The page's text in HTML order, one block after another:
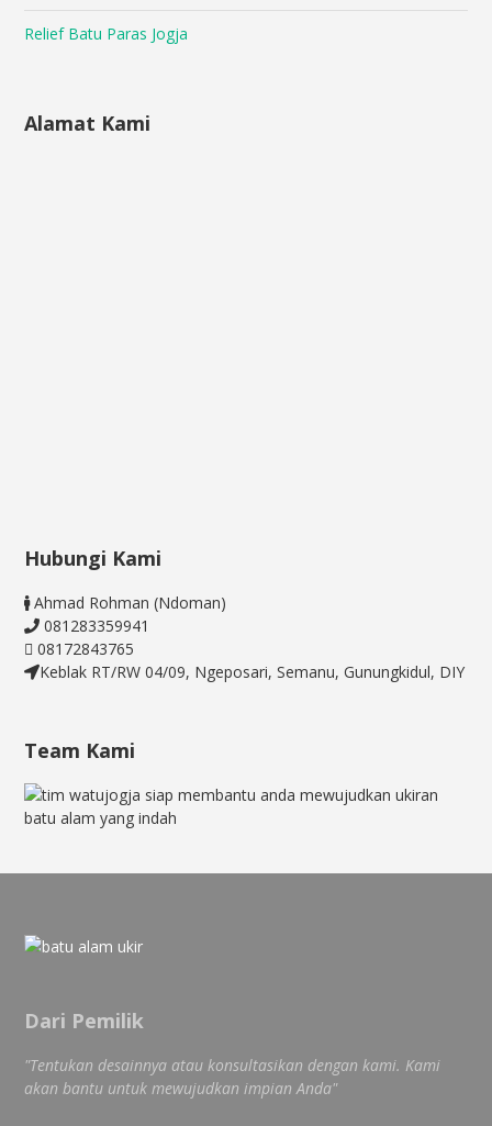
Relief Batu Paras Jogja
Alamat Kami
Hubungi Kami
Ahmad Rohman (Ndoman)
081283359941
08172843765
Keblak RT/RW 04/09, Ngeposari, Semanu, Gunungkidul, DIY
Team Kami
Dari Pemilik
"Tentukan desainnya atau konsultasikan dengan kami. Kami
akan bantu untuk mewujudkan impian Anda"